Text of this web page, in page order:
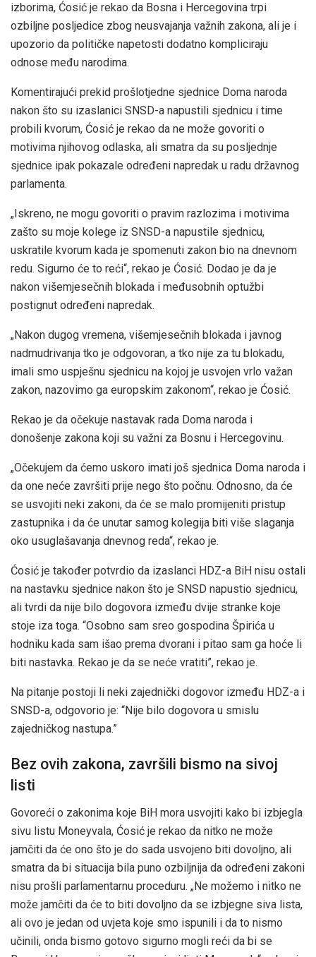
izborima, Ćosić je rekao da Bosna i Hercegovina trpi
ozbiljne posljedice zbog neusvajanja važnih zakona, ali je i
upozorio da političke napetosti dodatno kompliciraju
odnose među narodima.
Komentirajući prekid prošlotjedne sjednice Doma naroda
nakon što su izaslanici SNSD-a napustili sjednicu i time
probili kvorum, Ćosić je rekao da ne može govoriti o
motivima njihovog odlaska, ali smatra da su posljednje
sjednice ipak pokazale određeni napredak u radu državnog
parlamenta.
„Iskreno, ne mogu govoriti o pravim razlozima i motivima
zašto su moje kolege iz SNSD-a napustile sjednicu,
uskratile kvorum kada je spomenuti zakon bio na dnevnom
redu. Sigurno će to reći“, rekao je Ćosić. Dodao je da je
nakon višemjesečnih blokada i međusobnih optužbi
postignut određeni napredak.
„Nakon dugog vremena, višemjesečnih blokada i javnog
nadmudrivanja tko je odgovoran, a tko nije za tu blokadu,
imali smo uspješnu sjednicu na kojoj je usvojen vrlo važan
zakon, nazovimo ga europskim zakonom“, rekao je Ćosić.
Rekao je da očekuje nastavak rada Doma naroda i
donošenje zakona koji su važni za Bosnu i Hercegovinu.
„Očekujem da ćemo uskoro imati još sjednica Doma naroda i
da one neće završiti prije nego što počnu. Odnosno, da će
se usvojiti neki zakoni, da će se malo promijeniti pristup
zastupnika i da će unutar samog kolegija biti više slaganja
oko usuglašavanja dnevnog reda“, rekao je.
Ćosić je također potvrdio da izaslanci HDZ-a BiH nisu ostali
na nastavku sjednice nakon što je SNSD napustio sjednicu,
ali tvrdi da nije bilo dogovora između dvije stranke koje
stoje iza toga. “Osobno sam sreo gospodina Špirića u
hodniku kada sam išao prema dvorani i pitao sam ga hoće li
biti nastavka. Rekao je da se neće vratiti”, rekao je.
Na pitanje postoji li neki zajednički dogovor između HDZ-a i
SNSD-a, odgovorio je: “Nije bilo dogovora u smislu
zajedničkog nastupa.”
Bez ovih zakona, završili bismo na sivoj
listi
Govoreći o zakonima koje BiH mora usvojiti kako bi izbjegla
sivu listu Moneyvala, Ćosić je rekao da nitko ne može
jamčiti da će ono što je do sada usvojeno biti dovoljno, ali
smatra da bi situacija bila puno ozbiljnija da određeni zakoni
nisu prošli parlamentarnu proceduru. „Ne možemo i nitko ne
može jamčiti da će to biti dovoljno da se izbjegne siva lista,
ali ovo je jedan od uvjeta koje smo ispunili i da to nismo
učinili, onda bismo gotovo sigurno mogli reći da bi se